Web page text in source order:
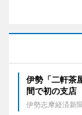
伊勢「二軒茶
間で初の支店
伊勢志摩経済新